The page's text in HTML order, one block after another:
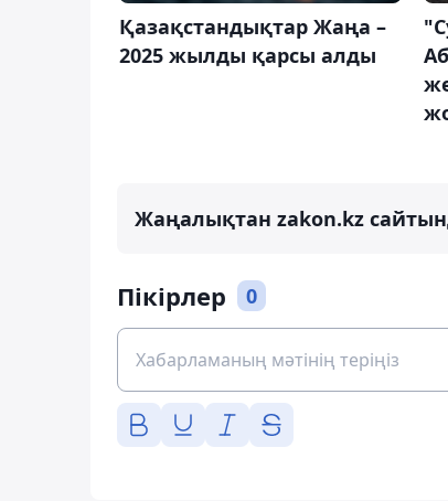
Қазақстандықтар Жаңа –
2025 жылды қарсы алды
Жаңалықтан zakon.kz
Пікірлер 0